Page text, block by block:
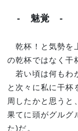
- 魅覚 -
乾杯！と気勢を
の乾杯ではなく干
若い頃は何もわ
と次々に私に干杯
周したかと思うと
果てに頭がグルグ
た)だ。